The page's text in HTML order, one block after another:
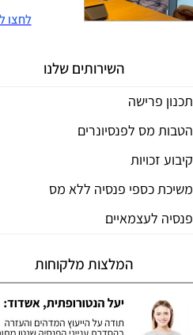
לחצו
השירותים שלנו
תכנון פרישה
הטבות מס לפנסיונרים
קיבוע זכויות
משיכת כספי פנסיה ללא מס
פנסיה לעצמאיים
המלצות מלקוחות